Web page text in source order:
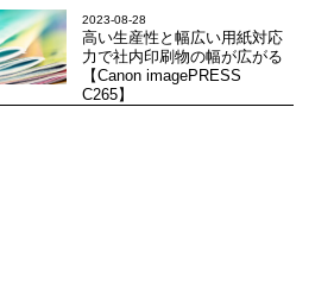
2023-08-28
高い生産性と幅広い用紙対応
力で社内印刷物の幅が広がる
【Canon imagePRESS
C265】